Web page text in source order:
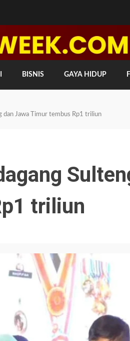
BISNIS GAYA HIDUP
dan Jawa Timur tembus Rp1 triliun
triliun